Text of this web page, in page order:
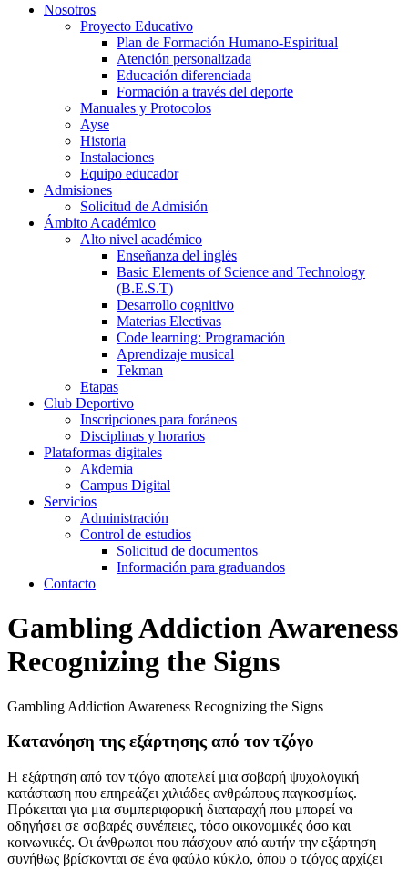
Nosotros
Proyecto Educativo
Plan de Formación Humano-Espiritual
Atención personalizada
Educación diferenciada
Formación a través del deporte
Manuales y Protocolos
Ayse
Historia
Instalaciones
Equipo educador
Admisiones
Solicitud de Admisión
Ámbito Académico
Alto nivel académico
Enseñanza del inglés
Basic Elements of Science and Technology
(B.E.S.T)
Desarrollo cognitivo
Materias Electivas
Code learning: Programación
Aprendizaje musical
Tekman
Etapas
Club Deportivo
Inscripciones para foráneos
Disciplinas y horarios
Plataformas digitales
Akdemia
Campus Digital
Servicios
Administración
Control de estudios
Solicitud de documentos
Información para graduandos
Contacto
Gambling Addiction Awareness
Recognizing the Signs
Gambling Addiction Awareness Recognizing the Signs
Κατανόηση της εξάρτησης από τον τζόγο
Η εξάρτηση από τον τζόγο αποτελεί μια σοβαρή ψυχολογική
κατάσταση που επηρεάζει χιλιάδες ανθρώπους παγκοσμίως.
Πρόκειται για μια συμπεριφορική διαταραχή που μπορεί να
οδηγήσει σε σοβαρές συνέπειες, τόσο οικονομικές όσο και
κοινωνικές. Οι άνθρωποι που πάσχουν από αυτήν την εξάρτηση
συνήθως βρίσκονται σε ένα φαύλο κύκλο, όπου ο τζόγος αρχίζει